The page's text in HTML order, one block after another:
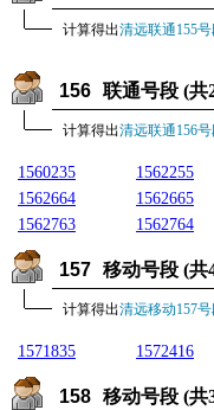
计算得出清远联通155
156 联通号段 (共
计算得出清远联通156
1560235 1562255
1562664
1562665
1562763
1562764
157 移动号段 (共
计算得出清远移动157
1571835 1572416
158 移动号段 (共